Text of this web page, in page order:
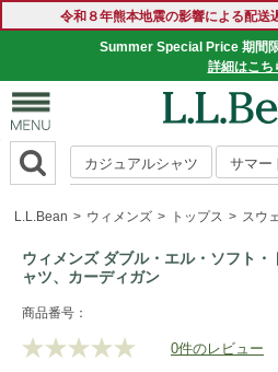
令和８年熊本地震の影響による配送
Summer Special Price 期間
詳細はこち
カジュアルシャツ サマー
L.L.Bean ウィメンズ トップス スウ
ウィメンズ ダブル・エル・ソフト
ャツ、カーディガン
https://www.llbean.co.jp/
商品番号：
評
0件のレビュー